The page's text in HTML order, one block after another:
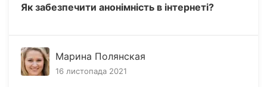
Як забезпечити анонімність в інтернеті?
Марина Полянская
16 листопада 2021